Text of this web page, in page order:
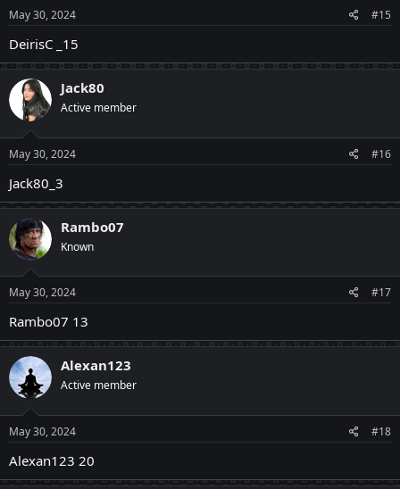
May 30, 2024 #15
DeirisC _15
Jack80
Active member
May 30, 2024 #16
Jack80_3
Rambo07
Known
May 30, 2024 #17
Rambo07 13
Alexan123
Active member
May 30, 2024 #18
Alexan123 20